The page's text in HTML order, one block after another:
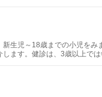
生児～18歳までの小児をみ
ます。健診は、3歳以上で